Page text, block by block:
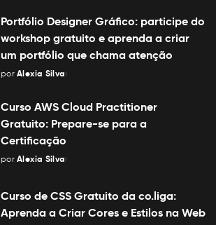
Portfólio Designer Gráfico: participe do
workshop gratuito e aprenda a criar
um portfólio que chama atenção
Posted
por Alexia Silva
Curso AWS Cloud Practitioner
Gratuito: Prepare-se para a
Certificação
Posted
por Alexia Silva
Curso de CSS Gratuito da co.liga:
Aprenda a Criar Cores e Estilos na Web